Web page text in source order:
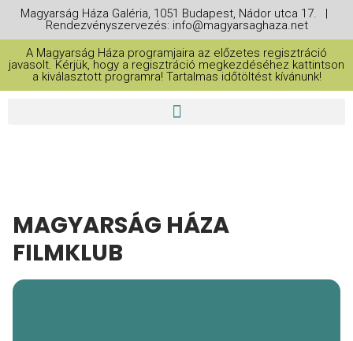
Magyarság Háza Galéria, 1051 Budapest, Nádor utca 17. |
Rendezvényszervezés: info@magyarsaghaza.net
A Magyarság Háza programjaira az előzetes regisztráció
javasolt. Kérjük, hogy a regisztráció megkezdéséhez kattintson
a kiválasztott programra! Tartalmas időtöltést kívánunk!
MAGYARSÁG HÁZA
FILMKLUB